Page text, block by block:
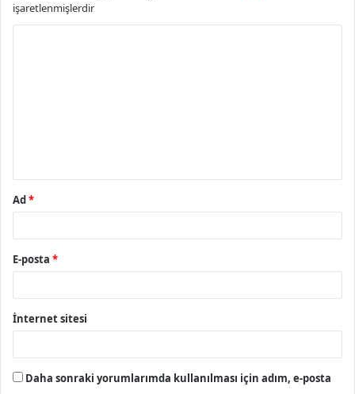
işaretlenmişlerdir
Ad*
E-posta *
İnternet sitesi
Daha sonraki yorumlarımda kullanılması için adım, e-posta